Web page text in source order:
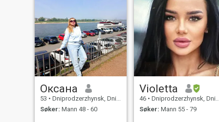
Оксана
53 • Dniprodzerzhynsk, Dnipropetrovs'k, Ukraina
Søker: Mann 48 - 60
Violetta
46 • Dniprodzerzhynsk, Dnipropetrovs'k, Ukraina
Søker: Mann 55 - 79